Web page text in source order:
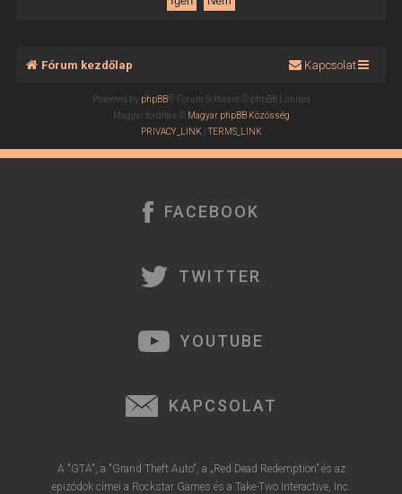
Fórum kezdőlap Kapcsolat
Powered by phpBB® Forum Software © phpBB Limited
Magyar fordítás © Magyar phpBB Közösség
PRIVACY_LINK |TERMS_LINK
FACEBOOK
TWITTER
YOUTUBE
KAPCSOLAT
A "GTA", a "Grand Theft Auto", a „Red Dead Redemption” és az
epizódok címei a Rockstar Games és a Take-Two Interactive, Inc.